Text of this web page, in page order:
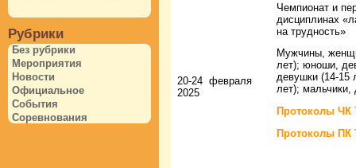
Рубрики
Без рубрики
Мероприятия
Новости
Официальное
События
Соревнования
20-24 февраля
2025
Чемпионат и
дисциплинах
на трудность»
Мужчины,
лет); юноши,
девушки (14-15
лет); мальчики,
Протоколы ЧК
Протоколы ПК